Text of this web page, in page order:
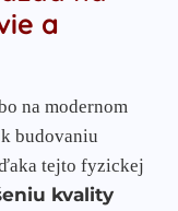
a
na modernom
budovaniu
tejto fyzickej
kvality